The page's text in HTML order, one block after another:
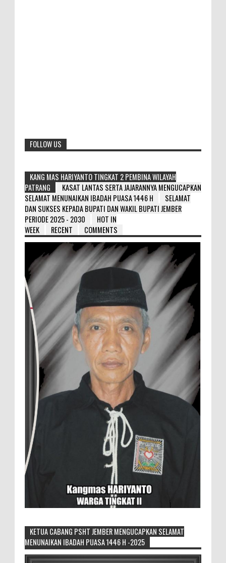
FOLLOW US
KANG MAS HARIYANTO TINGKAT 2 PEMBINA WILAYAH
PATRANG
KASAT LANTAS SERTA JAJARANNYA MENGUCAPKAN
SELAMAT MENUNAIKAN IBADAH PUASA 1446 H
SELAMAT
DAN SUKSES KEPADA BUPATI DAN WAKIL BUPATI JEMBER
PERIODE 2025 - 2030
HOT IN
WEEK
RECENT COMMENTS
Generasi Kedua Pertahankan Grup
Keroncong Agar Tetap Eksis
KETUA CABANG PSHT JEMBER MENGUCAPKAN SELAMAT
MENUNAIKAN IBADAH PUASA 1446 H -2025